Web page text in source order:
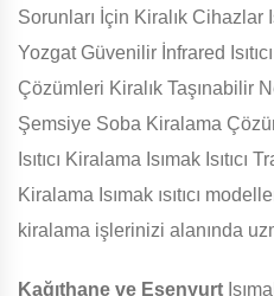
Sorunları İçin Kiralık Cihazlar
Yozgat Güvenilir İnfrared
Çözümleri Kiralık Taşınabilir
Şemsiye Soba Kiralama
Isıtıcı Kiralama Isımak
Kiralama Isımak ısıtıcı
kiralama işlerinizi alanında
Kağıthane ve Esenyurt